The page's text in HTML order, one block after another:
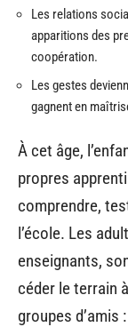
Les relations
apparitions des
coopération.
Les gestes
gagnent en
À cet âge,
propres
comprendre,
l’école. Les
enseignants,
céder le terrain
groupes d’amis